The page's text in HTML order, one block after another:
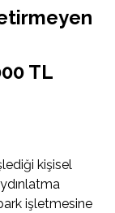
TL
kişisel
işletmesine